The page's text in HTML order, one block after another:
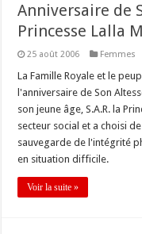
Anniversaire de
Princesse Lalla
25 août 2006 Femmes
La Famille Royale et le
l'anniversaire de Son
son jeune âge, S.A.R. la
secteur social et a choisi
sauvegarde de l'intégrité
en situation difficile.
Voir la suite »